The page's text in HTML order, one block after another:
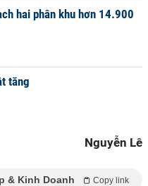
hai phân khu hơn 14.900
tăng
Nguyễn Lê
& Kinh Doanh Copy link